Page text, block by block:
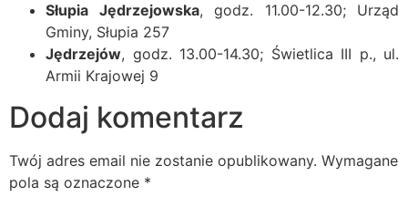
Słupia Jędrzejowska, godz. 11.00-12.30; Urząd
Gminy, Słupia 257
Jędrzejów, godz. 13.00-14.30; Świetlica III p., ul.
Armii Krajowej 9
Dodaj komentarz
Twój adres email nie zostanie opublikowany. Wymagane
pola są oznaczone *